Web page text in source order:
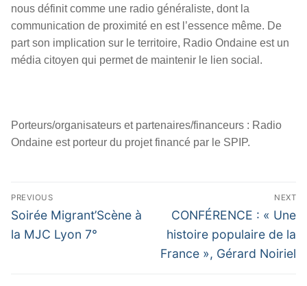
nous définit comme une radio généraliste, dont la
communication de proximité en est l’essence même. De
part son implication sur le territoire, Radio Ondaine est un
média citoyen qui permet de maintenir le lien social.
Porteurs/organisateurs et partenaires/financeurs : Radio
Ondaine est porteur du projet financé par le SPIP.
Navigation
de
l’article
PREVIOUS
Previous
post:
Soirée Migrant’Scène à
la MJC Lyon 7°
NEXT
Next
post:
CONFÉRENCE : « Une
histoire populaire de la
France », Gérard Noiriel